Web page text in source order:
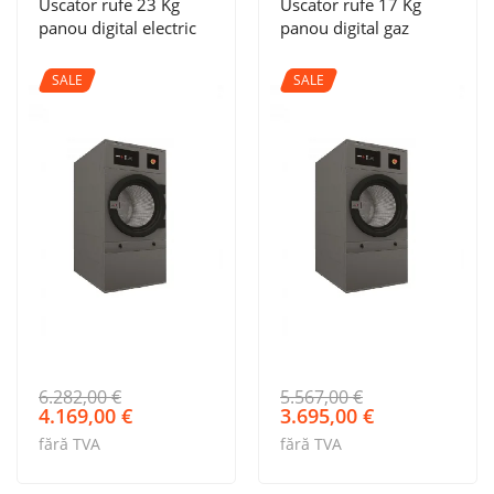
panou digital electric
SALE
6.282,00€
Prețul
inițial
a
4.169,00 €Prețul
fără TVA
panou digital gaz
SALE
5.567,00€
Prețul
inițial
a
3.695,00 €Prețul
fără TVA